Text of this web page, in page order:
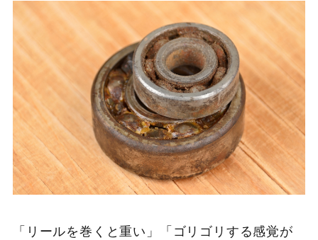
「リールを巻くと重い」「ゴリゴリする感覚が